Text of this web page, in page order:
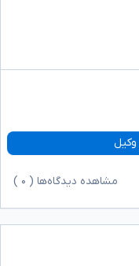
وکیل
مشاهده دیدگاه‌ها ( ۰